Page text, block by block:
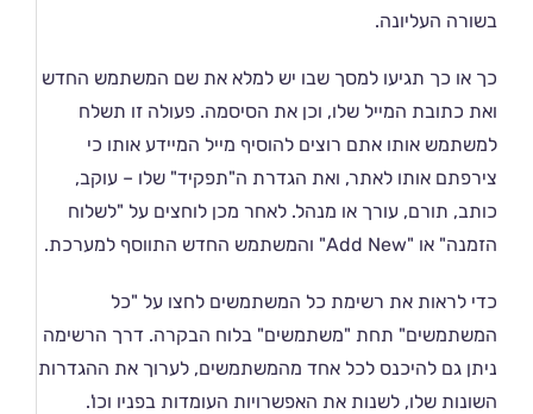
בשורה העליונה.
כך או כך תגיעו למסך שבו יש למלא את שם המשתמש החדש
ואת כתובת המייל שלו, וכן את הסיסמה. פעולה זו תשלח
למשתמש אותו אתם רוצים להוסיף מייל המיידע אותו כי
צירפתם אותו לאתר, ואת הגדרת ה"תפקיד" שלו – עוקב,
כותב, תורם, עורך או מנהל. לאחר מכן לוחצים על "לשלוח
הזמנה" או "Add New" והמשתמש החדש התווסף למערכת.
כדי לראות את רשימת כל המשתמשים לחצו על "כל
המשתמשים" תחת "משתמשים" בלוח הבקרה. דרך הרשימה
ניתן גם להיכנס לכל אחד מהמשתמשים, לערוך את ההגדרות
השונות שלו, לשנות את האפשרויות העומדות בפניו וכו'.